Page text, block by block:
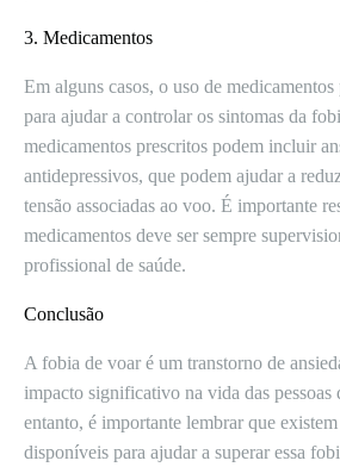
3. Medicamentos
Em alguns casos, o uso de
para ajudar a controlar os sintomas da
medicamentos prescritos podem incluir
antidepressivos, que podem ajudar a
tensão associadas ao voo. É importante
medicamentos deve ser sempre
profissional de saúde.
Conclusão
A fobia de voar é um transtorno de
impacto significativo na vida das
entanto, é importante lembrar que
disponíveis para ajudar a superar essa